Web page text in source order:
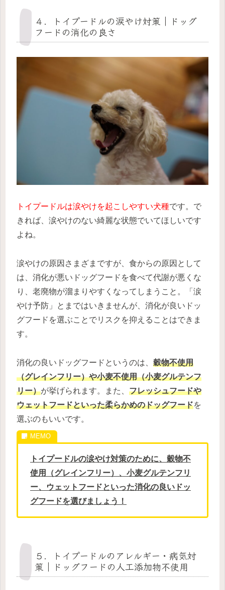
４．トイプードルの涙やけ対策｜ドッグ
フードの消化の良さ
トイプードルは涙やけを起こしやすい犬種です。で
きれば、涙やけのない綺麗な状態でいてほしいです
よね。
涙やけの原因さまざまですが、食からの原因として
は、消化が悪いドッグフードを食べて代謝が悪くな
り、老廃物が溜まりやすくなってしまうこと。「涙
やけ予防」とまではいきませんが、消化が良いドッ
グフードを選ぶことでリスクを抑えることはできま
す。
消化の良いドッグフードというのは、 穀物不使用
（グレインフリー）や小麦不使用（小麦グルテンフ
リー）が挙げられます。また、 フレッシュフードや
ウェットフードといった柔らかめのドッグフードを
選ぶのもいいです。
トイプードルの涙やけ対策のために、穀物不
使用（グレインフリー）、小麦グルテンフリ
ー、ウェットフードといった消化の良いドッ
グフードを選びましょう！
５．トイプードルのアレルギー・病気対
策｜ドッグフードの人工添加物不使用